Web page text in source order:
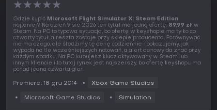
★★★★★
Gdzie kupić Microsoft Flight Simulator X: Steam Edition
najtaniej? Na dzień 9 sie 2026 ten tytuł ma jedną ofertę, 89,99 zł w
Steam. Na PC to typowa sytuacja, bo ofertę w keyshopie ma tylko co
czwarty tytuł, a reszta zostaje przy sklepie producenta. Porównywać
nie ma czego, ale śledzimy tę cenę codziennie i pokazujemy, jak
wypada na tle wcześniejszych notowań, a alert cenowy da znać przy
każdym spadku. Na PC kupujesz klucz aktywowany w Steam lub
innym kliencie i to tutaj rynek jest najszerszy, bo ofertę keyshopu ma
ponad jedna czwarta gier.
Premiera: 18 gru 2014 Xbox Game Studios
Microsoft Game Studios Simulation